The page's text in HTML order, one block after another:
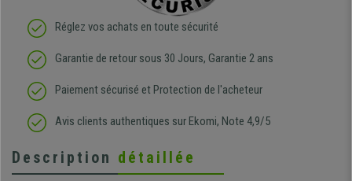
Réglez vos achats en toute sécurité
Garantie de retour sous 30 Jours, Garantie 2 ans
Paiement sécurisé et Protection de l'acheteur
Avis clients authentiques sur Ekomi, Note 4,9/5
Description détaillée